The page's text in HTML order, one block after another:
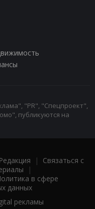
"PR", "Спецпроект",
публикуются на
Редакция | Связаться с
|
в сфере
данных
рекламы